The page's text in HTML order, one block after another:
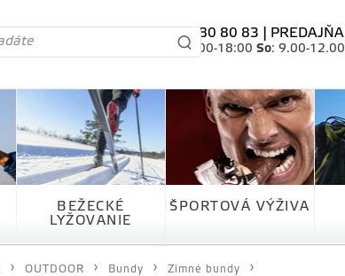
tel. 0905 80 80 83 | PREDAJŇA
: 10.00-18:00 So: 9.00-12.00
BEŽECKÉ
LYŽOVANIE
ŠPORTOVÁ VÝŽIVA
OUTDOOR Bundy Zimné bundy